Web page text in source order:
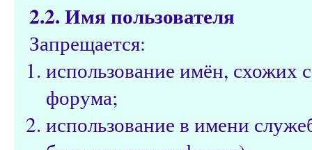
2.2. Имя пользователя
Запрещается:
использование имён, схожих
форума;
использование в имени